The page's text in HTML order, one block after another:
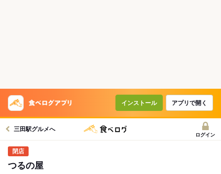
インストール アプリで開く
三田駅グルメへ
ログイン
つるの屋